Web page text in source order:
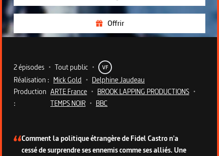
Offrir
Metadata du programme
2 épisodes • Tout public • VF
Réalisation : Mick Gold • Delphine Jaudeau
Production
:
ARTE France • BROOK LAPPING PRODUCTIONS •
TEMPS NOIR • BBC
Description de la série
Comment la politique étrangère de Fidel Castro n'a
cessé de surprendre ses ennemis comme ses alliés. Une